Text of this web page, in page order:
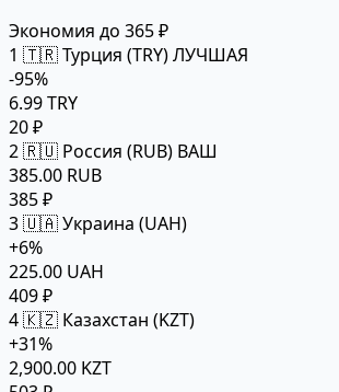
Экономия до 365 ₽
1 🇹🇷 Турция (TRY)ЛУЧШАЯ
-95%
6.99 TRY
20 ₽
2🇷🇺 Россия (RUB) ВАШ
385.00 RUB
385 ₽
3🇺🇦 Украина (UAH)
+6%
225.00 UAH
409 ₽
4🇰🇿 Казахстан (KZT)
+31%
2,900.00 KZT